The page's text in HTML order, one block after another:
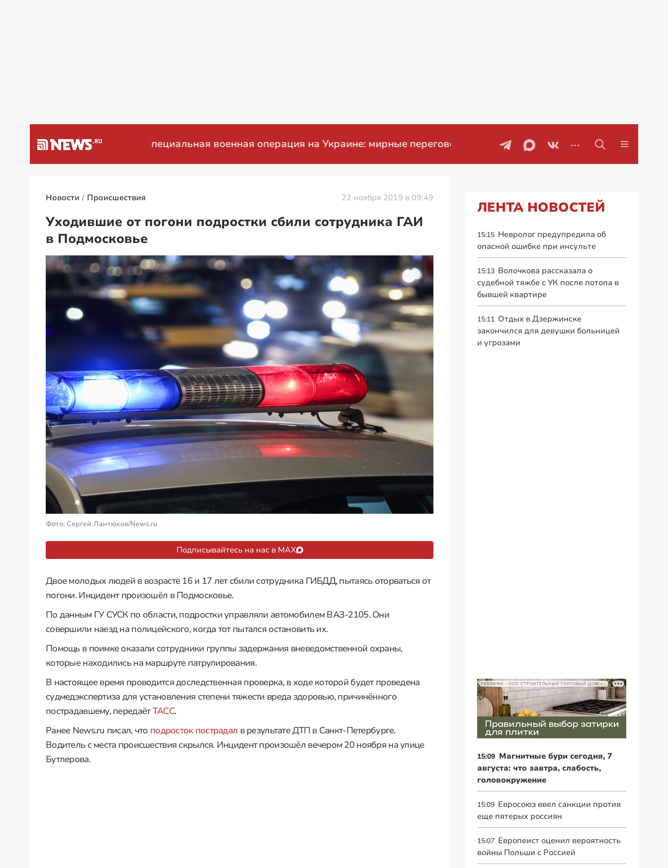
Специальная военная операция на Украине: мирные переговоры Проблемы с бензином в
Новости Происшествия 22 ноября 2019 в 09:49
Уходившие от погони подростки сбили сотрудника ГАИ
в Подмосковье
Фото: Сергей Лантюхов/News.ru
Подписывайтесь на нас в MAX
Двое молодых людей в возрасте 16 и 17 лет сбили сотрудника ГИБДД, пытаясь оторваться от
погони. Инцидент произошёл в Подмосковье.
По данным ГУ СУСК по области, подростки управляли автомобилем ВАЗ-2105. Они
совершили наезд на полицейского, когда тот пытался остановить их.
Помощь в поимке оказали сотрудники группы задержания вневедомственной охраны,
которые находились на маршруте патрулирования.
В настоящее время проводится доследственная проверка, в ходе которой будет проведена
судмедэкспертиза для установления степени тяжести вреда здоровью, причинённого
пострадавшему, передаётТАСС.
Ранее News.ru писал, что подросток пострадал в результате ДТП в Санкт-Петербурге.
Водитель с места происшествия скрылся. Инцидент произошёл вечером 20 ноября на улице
Бутлерова.
ЛЕНТА НОВОСТЕЙ
15:15 Невролог предупредила об
опасной ошибке при инсульте
15:13 Волочкова рассказала о
судебной тяжбе с УК после потопа в
бывшей квартире
15:11 Отдых в Дзержинске
закончился для девушки больницей
и угрозами
15:09 Магнитные бури сегодня, 7
августа: что завтра, слабость,
головокружение
15:09 Евросоюз ввел санкции против
еще пятерых россиян
15:07 Европеист оценил вероятность
войны Польши с Россией